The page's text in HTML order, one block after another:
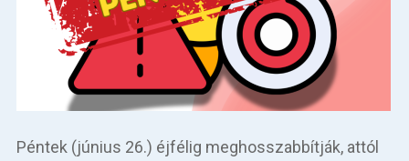
Péntek (június 26.) éjfélig meghosszabbítják, attól